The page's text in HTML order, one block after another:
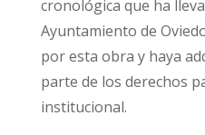
cronológica que ha
Ayuntamiento de
por esta obra y haya
parte de los derechos
institucional.